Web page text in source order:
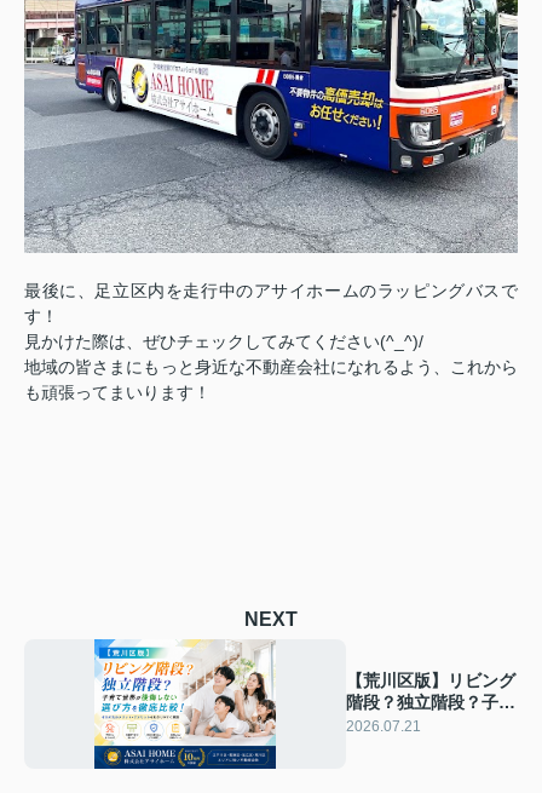
最後に、足立区内を走行中のアサイホームのラッピングバスで
す！
見かけた際は、ぜひチェックしてみてください(^_^)/
地域の皆さまにもっと身近な不動産会社になれるよう、これから
も頑張ってまいります！
NEXT
【荒川区版】リビング
階段？独立階段？子育
て世帯が後悔しない選
2026.07.21